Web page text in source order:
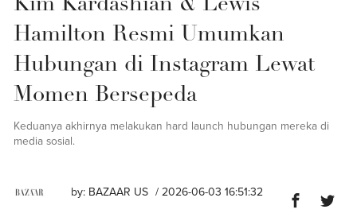
Kim Kardashian & Lewis
Hamilton Resmi Umumkan
Hubungan di Instagram Lewat
Momen Bersepeda
Keduanya akhirnya melakukan hard launch hubungan mereka di
media sosial.
by: BAZAAR US / 2026-06-03 16:51:32